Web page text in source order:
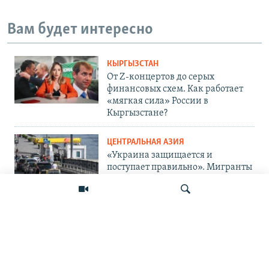
Вам будет интересно
КЫРГЫЗСТАН
От Z-концертов до серых
финансовых схем. Как работает
«мягкая сила» России в
Кыргызстане?
ЦЕНТРАЛЬНАЯ АЗИЯ
«Украина защищается и
поступает правильно». Мигранты
и его последствиях